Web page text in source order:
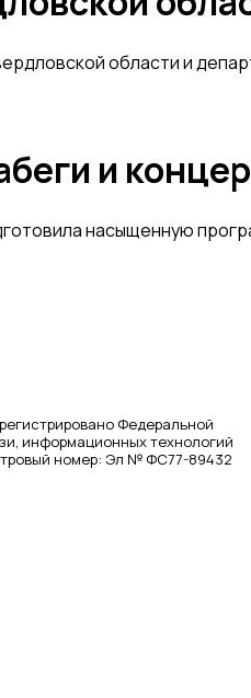
области и
и
насыщенную
Федеральной
информационных технологий
номер: Эл № ФС77-89432